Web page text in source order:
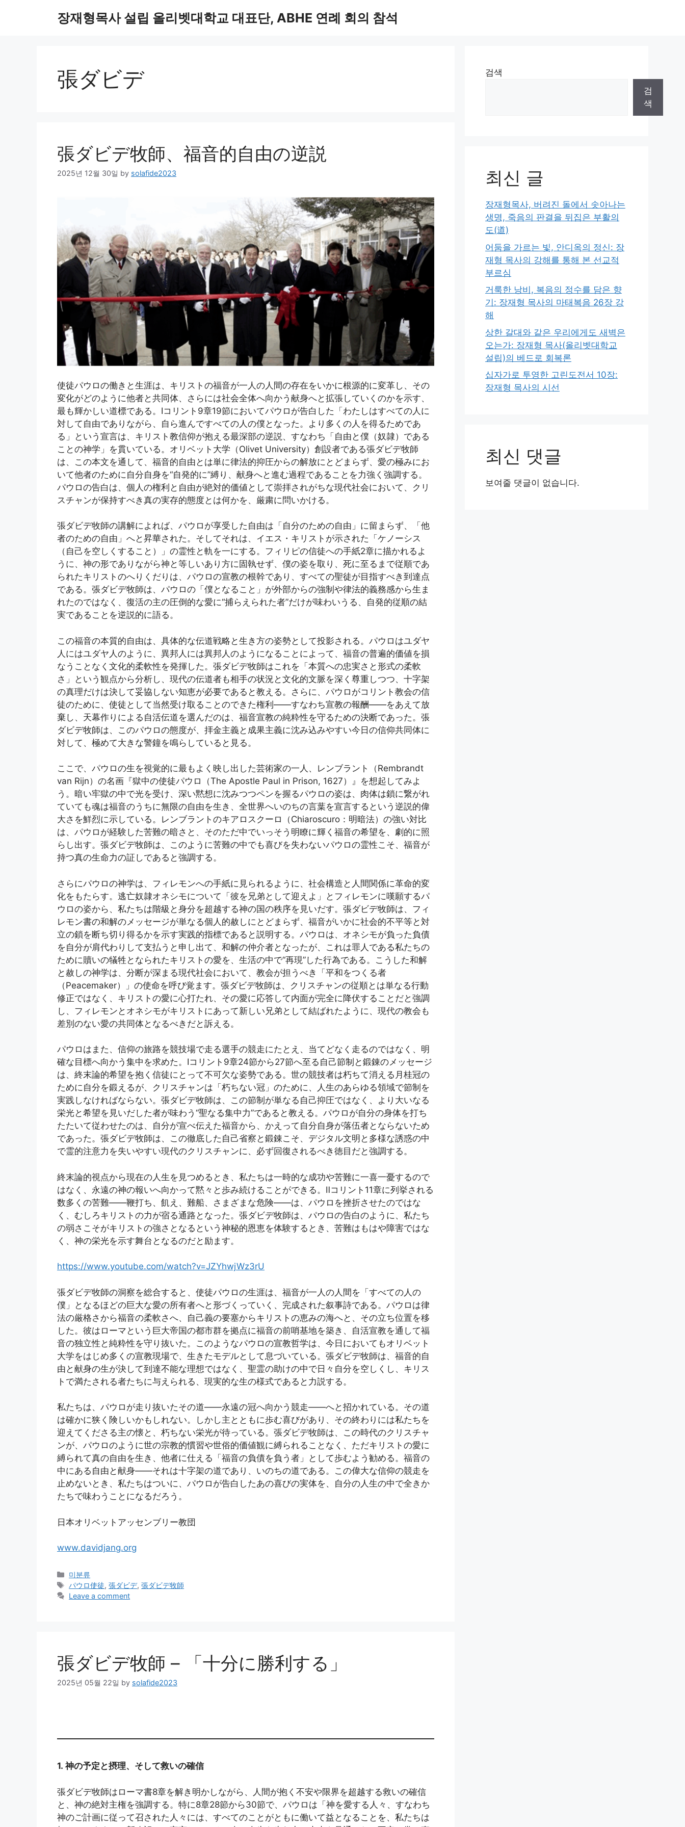
장재형목사 설립 올리벳대학교 대표단, ABHE 연례 회의 참석
張ダビデ
張ダビデ牧師、福音的自由の逆説
2025년 12월 30일 by solafide2023
使徒パウロの働きと生涯は、キリストの福音が一人の人間の存在をいかに根源的に変革し、その
変化がどのように他者と共同体、さらには社会全体へ向かう献身へと拡張していくのかを示す、
最も輝かしい道標である。Ⅰコリント9章19節においてパウロが告白した「わたしはすべての人に
対して自由でありながら、自ら進んですべての人の僕となった。より多くの人を得るためであ
る」という宣言は、キリスト教信仰が抱える最深部の逆説、すなわち「自由と僕（奴隷）である
ことの神学」を貫いている。オリベット大学（Olivet University）創設者である張ダビデ牧師
は、この本文を通して、福音的自由とは単に律法的抑圧からの解放にとどまらず、愛の極みにお
いて他者のために自分自身を“自発的に”縛り、献身へと進む過程であることを力強く強調する。
パウロの告白は、個人の権利と自由が絶対的価値として崇拝されがちな現代社会において、クリ
スチャンが保持すべき真の実存的態度とは何かを、厳粛に問いかける。
張ダビデ牧師の講解によれば、パウロが享受した自由は「自分のための自由」に留まらず、「他
者のための自由」へと昇華された。そしてそれは、イエス・キリストが示された「ケノーシス
（自己を空しくすること）」の霊性と軌を一にする。フィリピの信徒への手紙2章に描かれるよ
うに、神の形でありながら神と等しいあり方に固執せず、僕の姿を取り、死に至るまで従順であ
られたキリストのへりくだりは、パウロの宣教の根幹であり、すべての聖徒が目指すべき到達点
である。張ダビデ牧師は、パウロの「僕となること」が外部からの強制や律法的義務感から生ま
れたのではなく、復活の主の圧倒的な愛に“捕らえられた者”だけが味わいうる、自発的従順の結
実であることを逆説的に語る。
この福音の本質的自由は、具体的な伝道戦略と生き方の姿勢として投影される。パウロはユダヤ
人にはユダヤ人のように、異邦人には異邦人のようになることによって、福音の普遍的価値を損
なうことなく文化的柔軟性を発揮した。張ダビデ牧師はこれを「本質への忠実さと形式の柔軟
さ」という観点から分析し、現代の伝道者も相手の状況と文化的文脈を深く尊重しつつ、十字架
の真理だけは決して妥協しない知恵が必要であると教える。さらに、パウロがコリント教会の信
徒のために、使徒として当然受け取ることのできた権利――すなわち宣教の報酬――をあえて放
棄し、天幕作りによる自活伝道を選んだのは、福音宣教の純粋性を守るための決断であった。張
ダビデ牧師は、このパウロの態度が、拝金主義と成果主義に沈み込みやすい今日の信仰共同体に
対して、極めて大きな警鐘を鳴らしていると見る。
ここで、パウロの生を視覚的に最もよく映し出した芸術家の一人、レンブラント（Rembrandt
van Rijn）の名画『獄中の使徒パウロ（The Apostle Paul in Prison, 1627）』を想起してみよ
う。暗い牢獄の中で光を受け、深い黙想に沈みつつペンを握るパウロの姿は、肉体は鎖に繋がれ
ていても魂は福音のうちに無限の自由を生き、全世界へいのちの言葉を宣言するという逆説的偉
大さを鮮烈に示している。レンブラントのキアロスクーロ（Chiaroscuro：明暗法）の強い対比
は、パウロが経験した苦難の暗さと、そのただ中でいっそう明瞭に輝く福音の希望を、劇的に照
らし出す。張ダビデ牧師は、このように苦難の中でも喜びを失わないパウロの霊性こそ、福音が
持つ真の生命力の証しであると強調する。
さらにパウロの神学は、フィレモンへの手紙に見られるように、社会構造と人間関係に革命的変
化をもたらす。逃亡奴隷オネシモについて「彼を兄弟として迎えよ」とフィレモンに嘆願するパ
ウロの姿から、私たちは階級と身分を超越する神の国の秩序を見いだす。張ダビデ牧師は、フィ
レモン書の和解のメッセージが単なる個人的赦しにとどまらず、福音がいかに社会的不平等と対
立の鎖を断ち切り得るかを示す実践的指標であると説明する。パウロは、オネシモが負った負債
を自分が肩代わりして支払うと申し出て、和解の仲介者となったが、これは罪人である私たちの
ために贖いの犠牲となられたキリストの愛を、生活の中で“再現”した行為である。こうした和解
と赦しの神学は、分断が深まる現代社会において、教会が担うべき「平和をつくる者
（Peacemaker）」の使命を呼び覚ます。張ダビデ牧師は、クリスチャンの従順とは単なる行動
修正ではなく、キリストの愛に心打たれ、その愛に応答して内面が完全に降伏することだと強調
し、フィレモンとオネシモがキリストにあって新しい兄弟として結ばれたように、現代の教会も
差別のない愛の共同体となるべきだと訴える。
パウロはまた、信仰の旅路を競技場で走る選手の競走にたとえ、当てどなく走るのではなく、明
確な目標へ向かう集中を求めた。Ⅰコリント9章24節から27節へ至る自己節制と鍛錬のメッセージ
は、終末論的希望を抱く信徒にとって不可欠な姿勢である。世の競技者は朽ちて消える月桂冠の
ために自分を鍛えるが、クリスチャンは「朽ちない冠」のために、人生のあらゆる領域で節制を
実践しなければならない。張ダビデ牧師は、この節制が単なる自己抑圧ではなく、より大いなる
栄光と希望を見いだした者が味わう“聖なる集中力”であると教える。パウロが自分の身体を打ち
たたいて従わせたのは、自分が宣べ伝えた福音から、かえって自分自身が落伍者とならないため
であった。張ダビデ牧師は、この徹底した自己省察と鍛錬こそ、デジタル文明と多様な誘惑の中
で霊的注意力を失いやすい現代のクリスチャンに、必ず回復されるべき徳目だと強調する。
終末論的視点から現在の人生を見つめるとき、私たちは一時的な成功や苦難に一喜一憂するので
はなく、永遠の神の報いへ向かって黙々と歩み続けることができる。Ⅱコリント11章に列挙される
数多くの苦難――鞭打ち、飢え、難船、さまざまな危険――は、パウロを挫折させたのではな
く、むしろキリストの力が宿る通路となった。張ダビデ牧師は、パウロの告白のように、私たち
の弱さこそがキリストの強さとなるという神秘的恩恵を体験するとき、苦難はもはや障害ではな
く、神の栄光を示す舞台となるのだと励ます。
https://www.youtube.com/watch?v=JZYhwjWz3rU
張ダビデ牧師の洞察を総合すると、使徒パウロの生涯は、福音が一人の人間を「すべての人の
僕」となるほどの巨大な愛の所有者へと形づくっていく、完成された叙事詩である。パウロは律
法の厳格さから福音の柔軟さへ、自己義の要塞からキリストの恵みの海へと、その立ち位置を移
した。彼はローマという巨大帝国の都市群を拠点に福音の前哨基地を築き、自活宣教を通して福
音の独立性と純粋性を守り抜いた。このようなパウロの宣教哲学は、今日においてもオリベット
大学をはじめ多くの宣教現場で、生きたモデルとして息づいている。張ダビデ牧師は、福音的自
由と献身の生が決して到達不能な理想ではなく、聖霊の助けの中で日々自分を空しくし、キリス
トで満たされる者たちに与えられる、現実的な生の様式であると力説する。
私たちは、パウロが走り抜いたその道――永遠の冠へ向かう競走――へと招かれている。その道
は確かに狭く険しいかもしれない。しかし主とともに歩む喜びがあり、その終わりには私たちを
迎えてくださる主の懐と、朽ちない栄光が待っている。張ダビデ牧師は、この時代のクリスチャ
ンが、パウロのように世の宗教的慣習や世俗的価値観に縛られることなく、ただキリストの愛に
縛られて真の自由を生き、他者に仕える「福音の負債を負う者」として歩むよう勧める。福音の
中にある自由と献身――それは十字架の道であり、いのちの道である。この偉大な信仰の競走を
止めないとき、私たちはついに、パウロが告白したあの喜びの実体を、自分の人生の中で全きか
たちで味わうことになるだろう。
日本オリベットアッセンブリー教団
www.davidjang.org
Categories
미분류
Tags
パウロ使徒,張ダビデ,張ダビデ牧師
Leave a comment
張ダビデ牧師 – 「十分に勝利する」
2025년 05월 22일 by solafide2023
1. 神の予定と摂理、そして救いの確信
張ダビデ牧師はローマ書8章を解き明かしながら、人間が抱く不安や限界を超越する救いの確信
と、神の絶対主権を強調する。特に8章28節から30節で、パウロは「神を愛する人々、すなわち
神のご計画に従って召された人々には、すべてのことがともに働いて益となることを、私たちは
검색
검
색
최신 글
장재형목사, 버려진 돌에서 솟아나는
생명, 죽음의 판결을 뒤집은 부활의
도(道)
어둠을 가르는 빛, 안디옥의 정신: 장
재형 목사의 강해를 통해 본 선교적
부르심
거룩한 낭비, 복음의 정수를 담은 향
기: 장재형 목사의 마태복음 26장 강
해
상한 갈대와 같은 우리에게도 새벽은
오는가: 장재형 목사(올리벳대학교
설립)의 베드로 회복론
십자가로 투영한 고린도전서 10장:
장재형 목사의 시선
최신 댓글
보여줄 댓글이 없습니다.